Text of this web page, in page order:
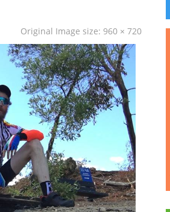
Original Image size: 960 × 720